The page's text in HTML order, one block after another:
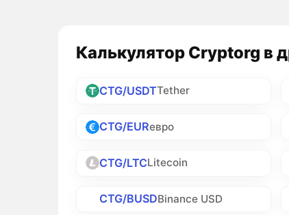
Калькулятор Cryptorg в
CTG/USDTTether
CTG/EURевро
CTG/LTCLitecoin
CTG/BUSDBinance USD